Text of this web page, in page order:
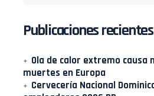
Publicaciones recientes
Ola de calor extremo causa
muertes en Europa
Cervecería Nacional